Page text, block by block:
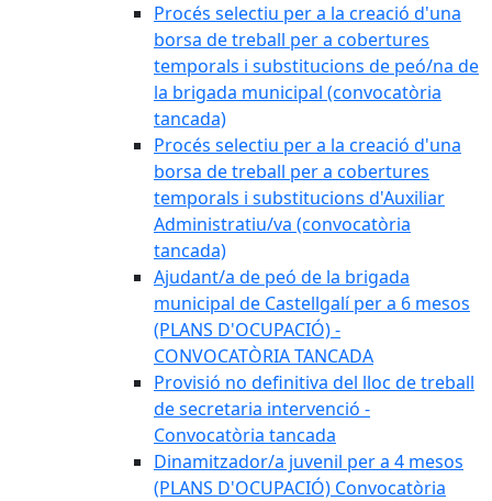
Procés selectiu per a la creació d'una
borsa de treball per a cobertures
temporals i substitucions de peó/na de
la brigada municipal (convocatòria
tancada)
Procés selectiu per a la creació d'una
borsa de treball per a cobertures
temporals i substitucions d'Auxiliar
Administratiu/va (convocatòria
tancada)
Ajudant/a de peó de la brigada
municipal de Castellgalí per a 6 mesos
(PLANS D'OCUPACIÓ) -
CONVOCATÒRIA TANCADA
Provisió no definitiva del lloc de treball
de secretaria intervenció -
Convocatòria tancada
Dinamitzador/a juvenil per a 4 mesos
(PLANS D'OCUPACIÓ) Convocatòria